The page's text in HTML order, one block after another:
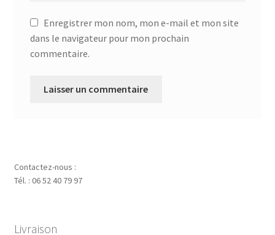
Enregistrer mon nom, mon e-mail et mon site
dans le navigateur pour mon prochain
commentaire.
Contactez-nous :
Tél. : 06 52 40 79 97
Livraison